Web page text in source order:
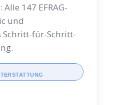
147 EFRAG-
und
Schritt-für-Schritt-